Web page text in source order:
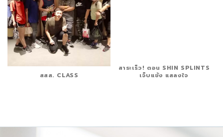
สาระเร็ว! ตอน SHIN SPLINTS
เจ็บแข้ง แสลงใจ
สสส. CLASS